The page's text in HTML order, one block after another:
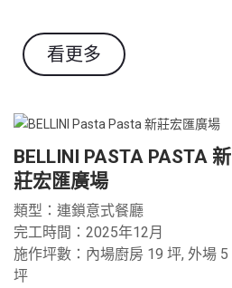
看更多
BELLINI PASTA PASTA 新
莊宏匯廣場
類型：連鎖意式餐廳
完工時間：2025年12月
施作坪數：內場廚房 19 坪, 外場 5
坪